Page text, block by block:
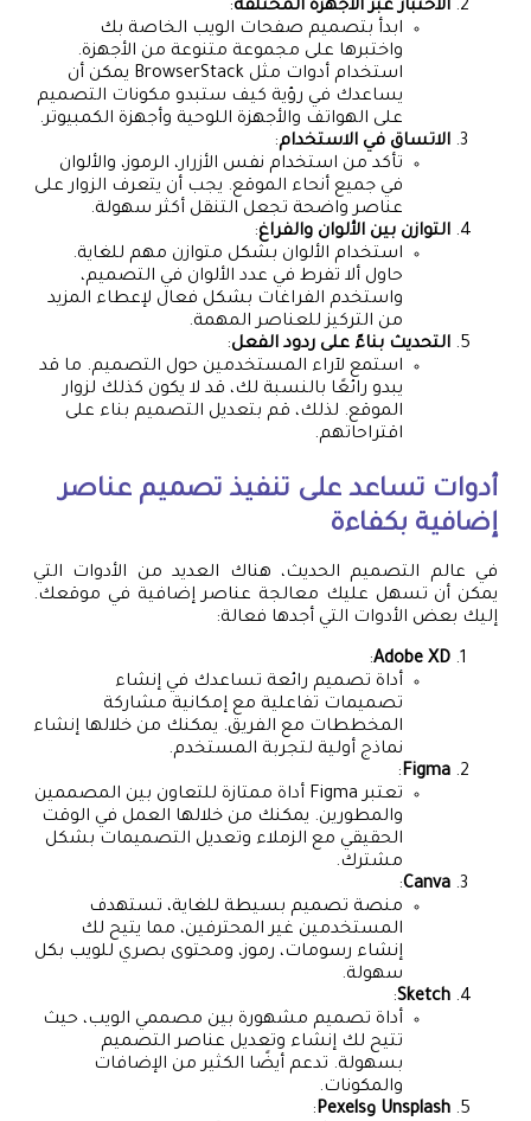
الاختبار عبر الأجهزة المختلفة:
ابدأ بتصميم صفحات الويب الخاصة بك
واختبرها على مجموعة متنوعة من الأجهزة.
استخدام أدوات مثل BrowserStack يمكن أن
يساعدك في رؤية كيف ستبدو مكونات التصميم
على الهواتف والأجهزة اللوحية وأجهزة الكمبيوتر.
الاتساق في الاستخدام:
تأكد من استخدام نفس الأزرار، الرموز، والألوان
في جميع أنحاء الموقع. يجب أن يتعرف الزوار على
عناصر واضحة تجعل التنقل أكثر سهولة.
التوازن بين الألوان والفراغ:
استخدام الألوان بشكل متوازن مهم للغاية.
حاول ألا تفرط في عدد الألوان في التصميم،
واستخدم الفراغات بشكل فعال لإعطاء المزيد
من التركيز للعناصر المهمة.
التحديث بناءً على ردود الفعل:
استمع لآراء المستخدمين حول التصميم. ما قد
يبدو رائعًا بالنسبة لك، قد لا يكون كذلك لزوار
الموقع. لذلك، قم بتعديل التصميم بناء على
اقتراحاتهم.
أدوات تساعد على تنفيذ تصميم عناصر
إضافية بكفاءة
في عالم التصميم الحديث، هناك العديد من الأدوات التي
يمكن أن تسهل عليك معالجة عناصر إضافية في موقعك.
إليك بعض الأدوات التي أجدها فعالة:
Adobe XD
:
أداة تصميم رائعة تساعدك في إنشاء
تصميمات تفاعلية مع إمكانية مشاركة
المخططات مع الفريق. يمكنك من خلالها إنشاء
نماذج أولية لتجربة المستخدم.
Figma
:
تعتبر Figma أداة ممتازة للتعاون بين المصممين
والمطورين. يمكنك من خلالها العمل في الوقت
الحقيقي مع الزملاء وتعديل التصميمات بشكل
مشترك.
Canva
:
منصة تصميم بسيطة للغاية، تستهدف
المستخدمين غير المحترفين، مما يتيح لك
إنشاء رسومات، رموز، ومحتوى بصري للويب بكل
سهولة.
Sketch
:
أداة تصميم مشهورة بين مصممي الويب، حيث
تتيح لك إنشاء وتعديل عناصر التصميم
بسهولة. تدعم أيضًا الكثير من الإضافات
والمكونات.
Unsplash وPexels
: